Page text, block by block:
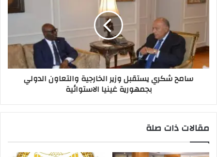
سامح شكري يستقبل وزير الخارجية والتعاون الدولي
بجمهورية غينيا الاستوائية
مقالات ذات صلة